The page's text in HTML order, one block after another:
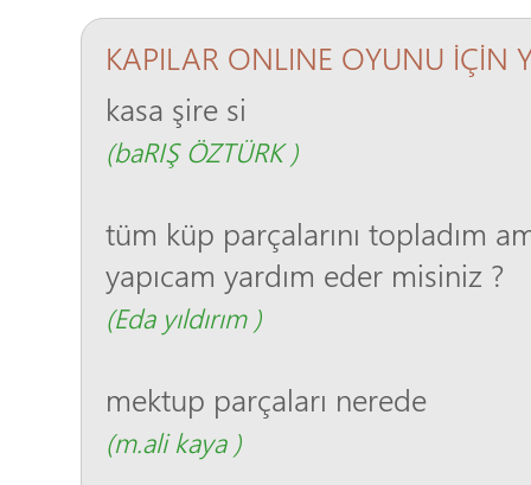
KAPILAR ONLINE OYUNU İÇİN
kasa şire si
(baRIŞ ÖZTÜRK )
tüm küp parçalarını topladım
yapıcam yardım eder misiniz ?
(Eda yıldırım )
mektup parçaları nerede
(m.ali kaya )